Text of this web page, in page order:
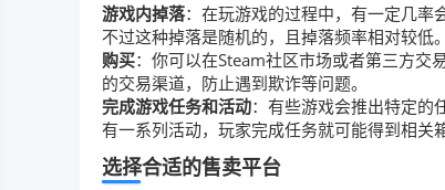
游戏内掉落：在玩游戏的过程中，有一定几率
不过这种掉落是随机的，且掉落频率相对较低。
购买：你可以在Steam社区市场或者第三方交
的交易渠道，防止遇到欺诈等问题。
完成游戏任务和活动：有些游戏会推出特定的
有一系列活动，玩家完成任务就可能得到相关
选择合适的售卖平台